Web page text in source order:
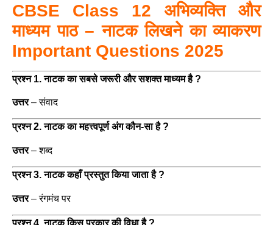
CBSE Class 12 अभिव्यक्ति और
माध्यम पाठ – नाटक लिखने का व्याकरण
Important Questions 2025
प्रश्न 1. नाटक का सबसे जरूरी और सशक्त माध्यम है ?
उत्तर– संवाद
प्रश्न 2. नाटक का महत्त्वपूर्ण अंग कौन-सा है ?
उत्तर– शब्द
प्रश्न 3. नाटक कहाँ प्रस्तुत किया जाता है ?
उत्तर– रंगमंच पर
प्रश्न 4. नाटक किस प्रकार की विधा है ?